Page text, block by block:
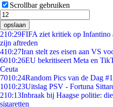
Scrollbar gebruiken
opslaan
210:29FIFA ziet kritiek op Infantino
zijn aftreden
410:27Iran stelt zes eisen aan VS
6010:26EU bekritiseert Meta en
Ceuta
7010:24Random Pics van de Dag
1010:23Uitslag PSV - Fortuna
210:13Inbraak bij Haagse politie:
sigaretten